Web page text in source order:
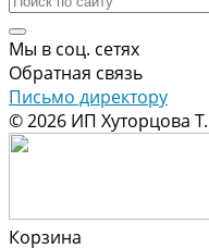
Мы в соц. сетях
Обратная связь
Письмо директору
© 2026 ИП Хуторцова
Корзина